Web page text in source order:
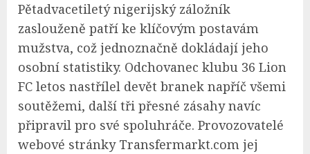
Pětadvacetiletý nigerijský záložník
zaslouženě patří ke klíčovým postavám
mužstva, což jednoznačně dokládají jeho
osobní statistiky. Odchovanec klubu 36 Lion
FC letos nastřílel devět branek napříč všemi
soutěžemi, další tři přesné zásahy navíc
připravil pro své spoluhráče. Provozovatelé
webové stránky Transfermarkt.com jej